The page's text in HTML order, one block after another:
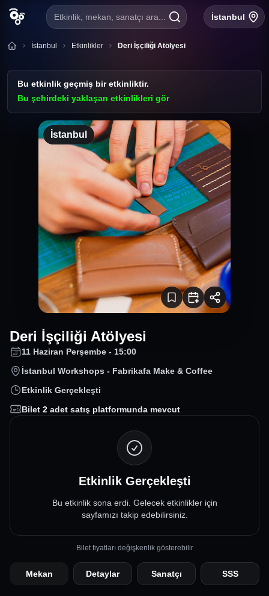
Etkinlik, mekan, sanatçı ara... İstanbul
İstanbul Etkinlikler Deri İşçiliği Atölyesi
Bu etkinlik geçmiş bir etkinliktir.
Bu şehirdeki yaklaşan etkinlikleri gör
İstanbul
Deri İşçiliği Atölyesi
11 Haziran Perşembe - 15:00
İstanbul Workshops - Fabrikafa Make & Coffee
Etkinlik Gerçekleşti
Bilet 2 adet satış platformunda mevcut
Etkinlik Gerçekleşti
Bu etkinlik sona erdi. Gelecek etkinlikler için
sayfamızı takip edebilirsiniz.
Bilet fiyatları değişkenlik gösterebilir
Mekan Detaylar Sanatçı SSS